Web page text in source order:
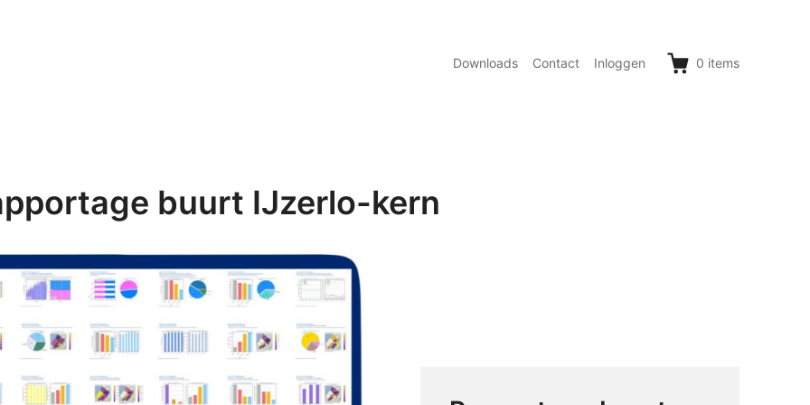
Downloads Contact Inloggen 0 items
buurt IJzerlo-kern